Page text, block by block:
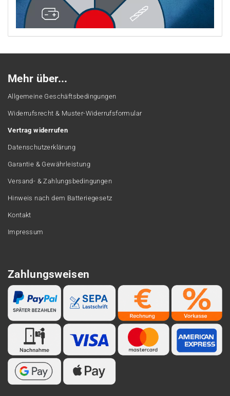
Mehr über...
Allgemeine Geschäftsbedingungen
Widerrufsrecht & Muster-Widerrufsformular
Vertrag widerrufen
Datenschutzerklärung
Garantie & Gewährleistung
Versand- & Zahlungsbedingungen
Hinweis nach dem Batteriegesetz
Kontakt
Impressum
Zahlungsweisen